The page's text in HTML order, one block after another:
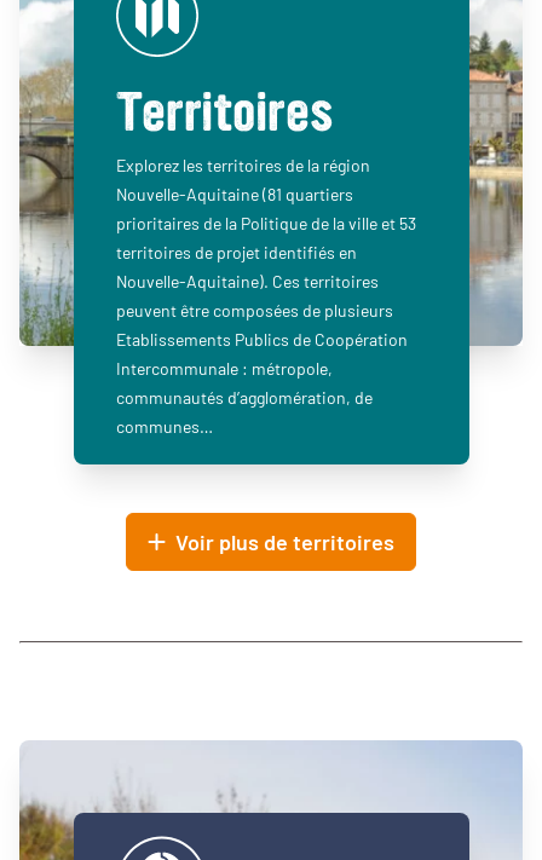
Territoires
Explorez les territoires de la région
Nouvelle-Aquitaine (81 quartiers
prioritaires de la Politique de la ville et 53
territoires de projet identifiés en
Nouvelle-Aquitaine). Ces territoires
peuvent être composées de plusieurs
Etablissements Publics de Coopération
Intercommunale : métropole,
communautés d’agglomération, de
communes…
Voir plus de territoires